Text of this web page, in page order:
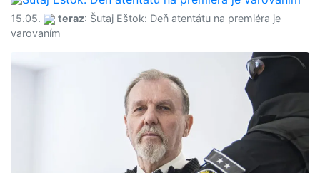
15.05. teraz: Šutaj Eštok: Deň atentátu na premiéra je
varovaním